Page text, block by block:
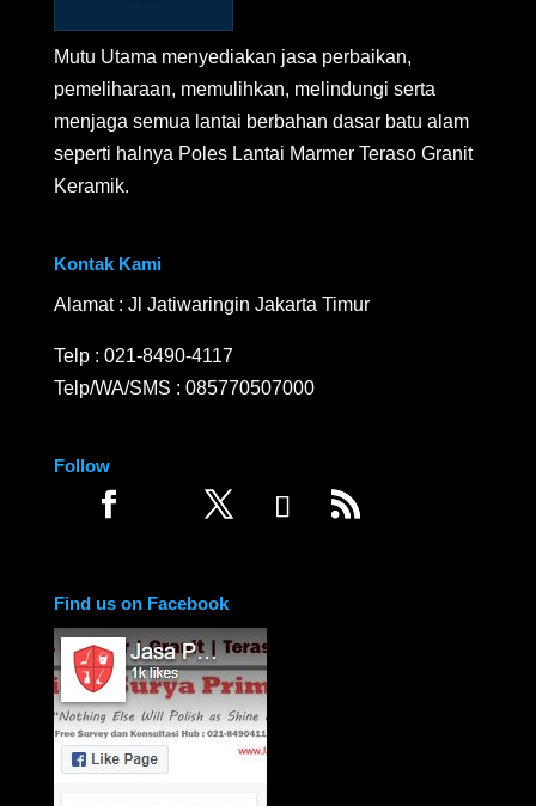
Mutu Utama menyediakan jasa perbaikan,
pemeliharaan, memulihkan, melindungi serta
menjaga semua lantai berbahan dasar batu alam
seperti halnya Poles Lantai Marmer Teraso Granit
Keramik.
Kontak Kami
Alamat : Jl Jatiwaringin Jakarta Timur
Telp : 021-8490-4117
Telp/WA/SMS : 085770507000
Follow
Find us on Facebook